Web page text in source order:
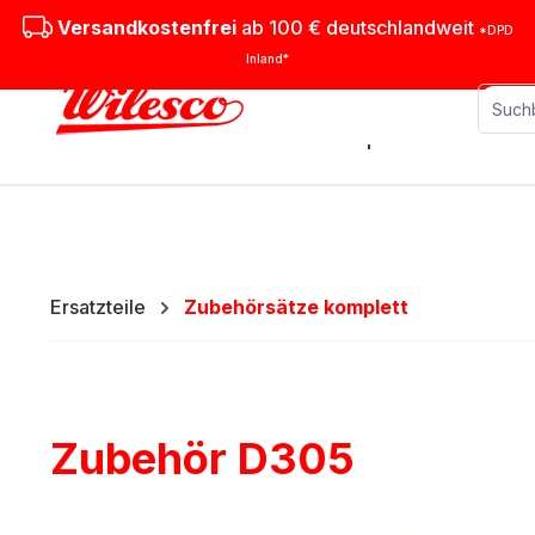
Hauptinhalt springen
Zur Suche springen
Zur Hauptnavigation springen
Versandkostenfreiab 100 € deutschlandweit *DPD
Inland*
Stationäre Dampfmaschinen
Ersatzteile Zubehörsätze komplett
Zubehör D305